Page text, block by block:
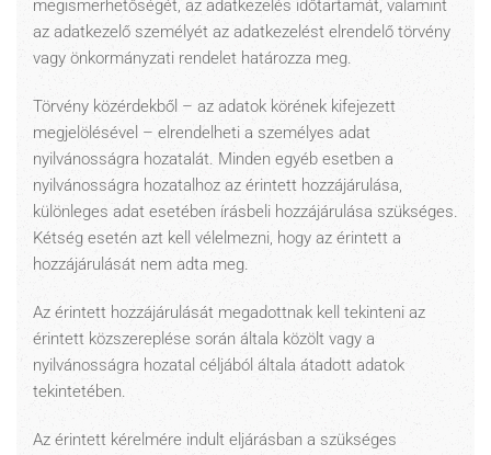
megismerhetőségét, az adatkezelés időtartamát, valamint
az adatkezelő személyét az adatkezelést elrendelő törvény
vagy önkormányzati rendelet határozza meg.
Törvény közérdekből – az adatok körének kifejezett
megjelölésével – elrendelheti a személyes adat
nyilvánosságra hozatalát. Minden egyéb esetben a
nyilvánosságra hozatalhoz az érintett hozzájárulása,
különleges adat esetében írásbeli hozzájárulása szükséges.
Kétség esetén azt kell vélelmezni, hogy az érintett a
hozzájárulását nem adta meg.
Az érintett hozzájárulását megadottnak kell tekinteni az
érintett közszereplése során általa közölt vagy a
nyilvánosságra hozatal céljából általa átadott adatok
tekintetében.
Az érintett kérelmére indult eljárásban a szükséges